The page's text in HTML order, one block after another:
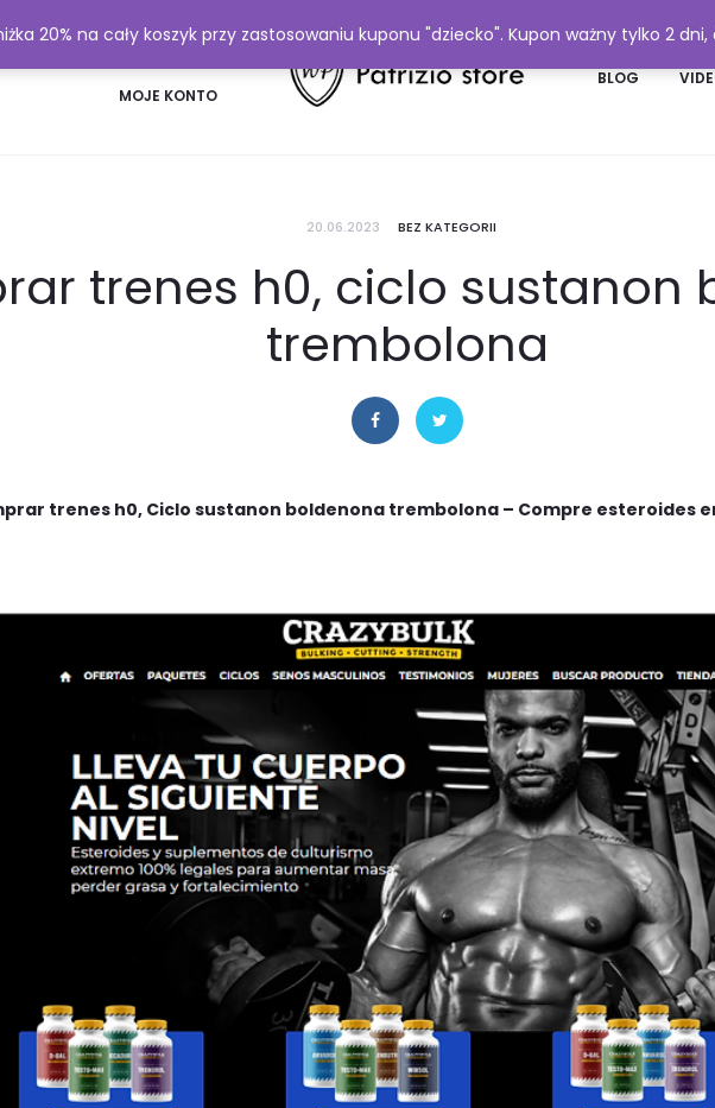
MOJE KONTO
BLOG
20.06.2023 BEZ KATEGORII
trenes h0, ciclo sustanon
trembolona
trenes h0, Ciclo sustanon boldenona trembolona – Compre esteroides
20% na cały koszyk przy zastosowaniu kuponu "dziecko". Kupon ważny tylko 2 dni,